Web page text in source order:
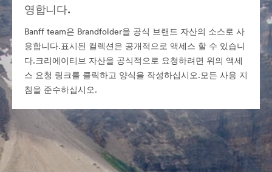
영합니다.
Banff team은 Brandfolder을 공식 브랜드 자산의 소스로 사
용합니다.표시된 컬렉션은 공개적으로 액세스 할 수 있습니
다.크리에이티브 자산을 공식적으로 요청하려면 위의 액세
스 요청 링크를 클릭하고 양식을 작성하십시오.모든 사용 지
침을 준수하십시오.